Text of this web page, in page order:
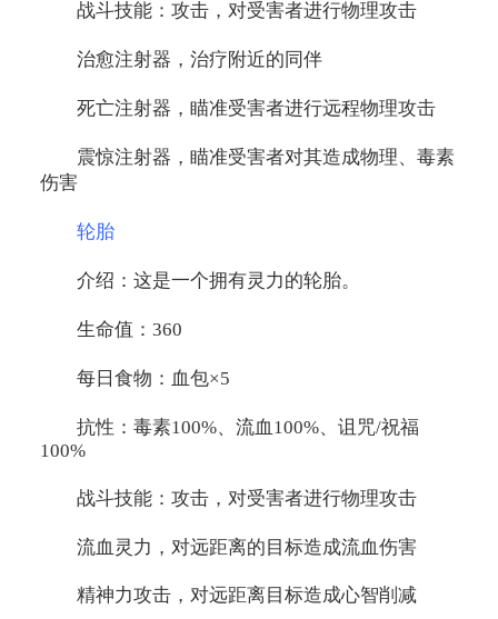
战斗技能：攻击，对受害者进行物理攻击
治愈注射器，治疗附近的同伴
死亡注射器，瞄准受害者进行远程物理攻击
震惊注射器，瞄准受害者对其造成物理、毒素
伤害
轮胎
介绍：这是一个拥有灵力的轮胎。
生命值：360
每日食物：血包×5
抗性：毒素100%、流血100%、诅咒/祝福
100%
战斗技能：攻击，对受害者进行物理攻击
流血灵力，对远距离的目标造成流血伤害
精神力攻击，对远距离目标造成心智削减